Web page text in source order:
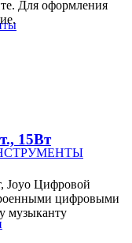
Для оформления
15Вт
Joyo Цифровой
цифровыми
музыканту